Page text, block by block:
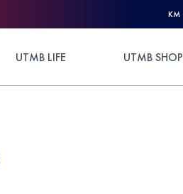
KM
UTMB LIFE UTMB SHOP